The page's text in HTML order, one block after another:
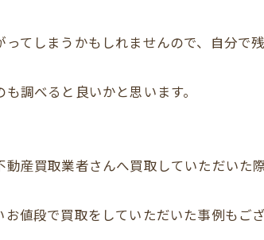
てしまうかもしれませんので、自分で
調べると良いかと思います。
産買取業者さんへ買取していただいた際
値段で買取をしていただいた事例もご